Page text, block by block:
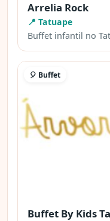
Arrelia Rock
📍 Tatuape
Buffet infantil no
🎈 Buffet
Buffet By Kids